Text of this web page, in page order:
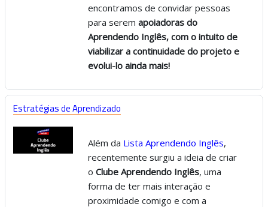
encontramos de convidar pessoas
para serem apoiadoras do
Aprendendo Inglês, com o intuito de
viabilizar a continuidade do projeto e
evolui-lo ainda mais!
Estratégias de Aprendizado
Além da Lista Aprendendo Inglês,
recentemente surgiu a ideia de criar
o Clube Aprendendo Inglês, uma
forma de ter mais interação e
proximidade comigo e com a